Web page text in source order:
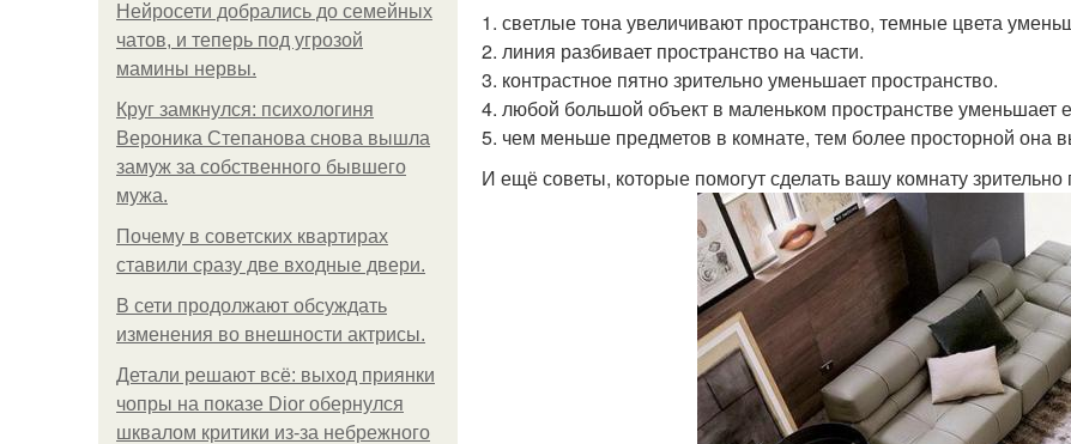
Нейросети добрались до семейных
чатов, и теперь под угрозой
мамины нервы.
Круг замкнулся: психологиня
Вероника Степанова снова вышла
замуж за собственного бывшего
мужа.
Почему в советских квартирах
ставили сразу две входные двери.
В сети продолжают обсуждать
изменения во внешности актрисы.
Детали решают всё: выход приянки
чопры на показе Dior обернулся
шквалом критики из-за небрежного
1. светлые тона увеличивают пространство, темные цвета
2. линия разбивает пространство на части.
3. контрастное пятно зрительно уменьшает пространство.
4. любой большой объект в маленьком пространстве уменьшает
5. чем меньше предметов в комнате, тем более просторной она
И ещё советы, которые помогут сделать вашу комнату зрительно